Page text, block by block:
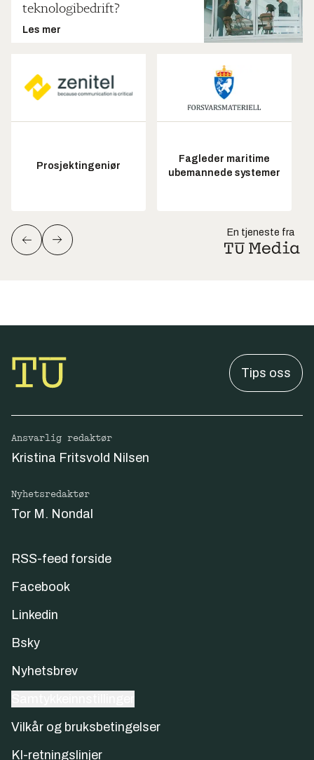
teknologibedrift?
Les mer
Prosjektingeniør
Fagleder maritime
ubemannede systemer
En tjeneste fra
Tips oss
Ansvarlig redaktør
Kristina Fritsvold Nilsen
Nyhetsredaktør
Tor M. Nondal
RSS-feed forside
Facebook
Linkedin
Bsky
Nyhetsbrev
Vilkår og bruksbetingelser
KI-retningslinjer